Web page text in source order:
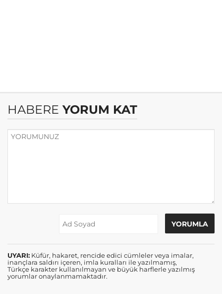
HABERE YORUM KAT
UYARI: Küfür, hakaret, rencide edici cümleler veya imalar,
inançlara saldırı içeren, imla kuralları ile yazılmamış,
Türkçe karakter kullanılmayan ve büyük harflerle yazılmış
yorumlar onaylanmamaktadır.